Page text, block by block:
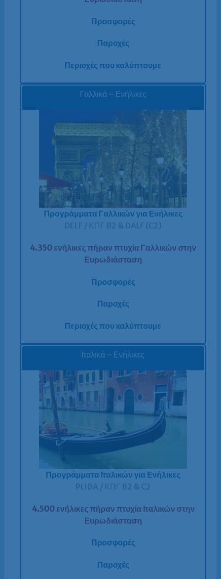
Προσφορές
Παροχές
Περιοχές που καλύπτουμε
Γαλλικά – Ενήλικες
Προγράμματα Γαλλικών για Ενήλικες
DELF / ΚΠΓ B2 & DALF (C2)
4.350 ενήλικες πήραν πτυχία Γαλλικών στην
Ευρωδιάσταση
Προσφορές
Παροχές
Περιοχές που καλύπτουμε
Ιταλικά – Ενήλικες
Προγράμματα Ιταλικών για Ενήλικες
PLIDA / ΚΠΓ B2 & C2
4.500 ενήλικες πήραν πτυχία Ιταλικών στην
Ευρωδιάσταση
Προσφορές
Παροχές